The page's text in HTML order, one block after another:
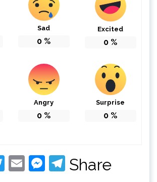
Sad
0 %
Excited
0 %
Angry
0 %
Surprise
0 %
Twitter
EmailMessenger
Telegram
Share